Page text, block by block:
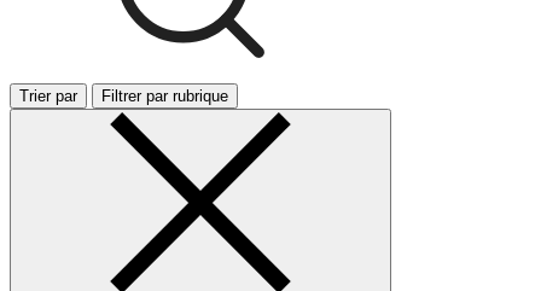
Trier par Filtrer par rubrique